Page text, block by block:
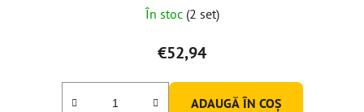
În stoc (2 set)
€52,94
ADAUGĂ ÎN COŞ